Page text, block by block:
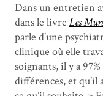
Dans un entretien
dans le livre Les
parle d’une
clinique où elle
soignants, il y a
différences, et qu’il